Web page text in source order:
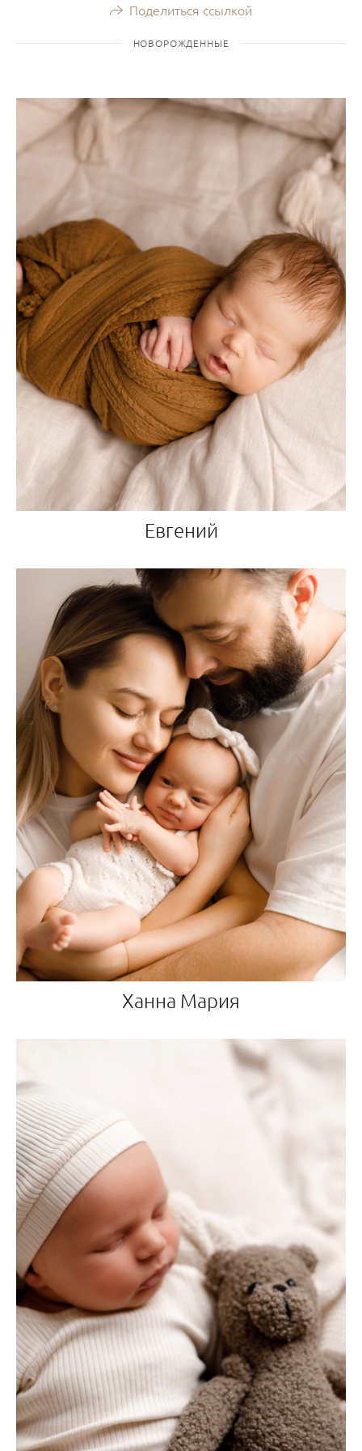
Поделиться ссылкой
НОВОРОЖДЕННЫЕ
Евгений
Ханна Мария